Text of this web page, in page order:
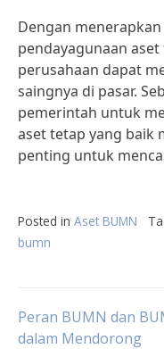
Dengan
pendayagunaan
perusahaan dapat
saingnya di pasar.
pemerintah untuk
aset tetap yang baik
penting untuk
Posted in Aset BUMN
bumn
Post
Peran BUMN dan
dalam Mendorong